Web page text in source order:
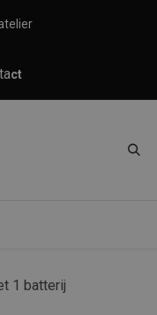
ct
1 batterij